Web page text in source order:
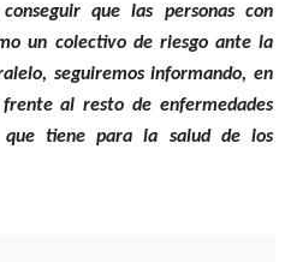
que las personas con
un colectivo de riesgo ante la
seguiremos informando, en
al resto de enfermedades
que tiene para la salud de los